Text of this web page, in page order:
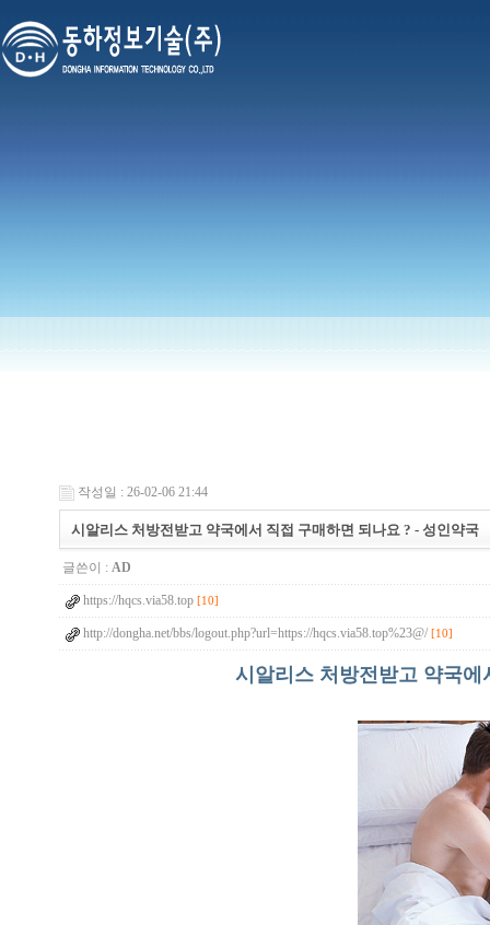
작성일 : 26-02-06 21:44
시알리스 처방전받고 약국에서 직접 구매하면 되나요 ? - 성인약국
글쓴이 : AD
https://hqcs.via58.top [10]
http://dongha.net/bbs/logout.php?url=https://hqcs.via58.top%23@/ [10]
시알리스 처방전받고 약국